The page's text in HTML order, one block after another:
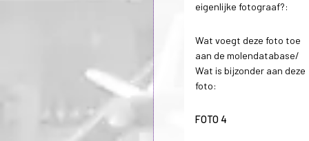
eigenlijke fotograaf?:
Wat voegt deze foto toe
aan de molendatabase/
Wat is bijzonder aan deze
foto:
FOTO 4